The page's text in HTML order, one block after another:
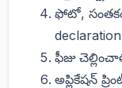
ఫోటో,
ఫీజు
అప్లికేషన్